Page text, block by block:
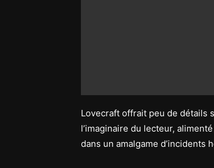
Lovecraft offrait peu de détails
l’imaginaire du lecteur,
dans un amalgame